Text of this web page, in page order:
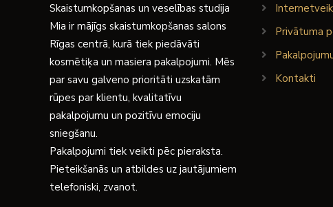
Skaistumkopšanas un veselības studija
Mia ir mājīgs skaistumkopšanas salons
Rīgas centrā, kurā tiek piedāvāti
kosmētiķa un masiera pakalpojumi. Mēs
par savu galveno prioritāti uzskatām
rūpes par klientu, kvalitatīvu
pakalpojumu un pozitīvu emociju
sniegšanu.
Pakalpojumi tiek veikti pēc pieraksta.
Pieteikšanās un atbildes uz jautājumiem
telefoniski, zvanot.
Privātuma
Kontakti